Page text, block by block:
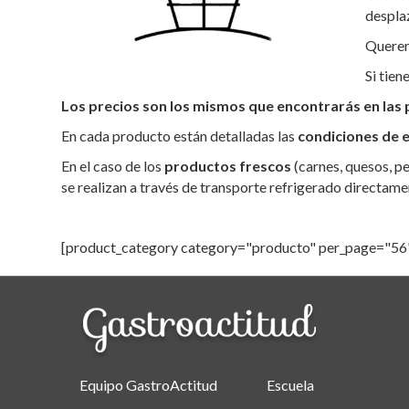
k
ti
Si
Los precios son los mismos que encontrarás en
En cada producto están detalladas las condiciones de
En el caso de los productos frescos (carnes, quesos,
se realizan a través de transporte refrigerado
[product_category category="producto"
Equipo GastroActitud
Escuela